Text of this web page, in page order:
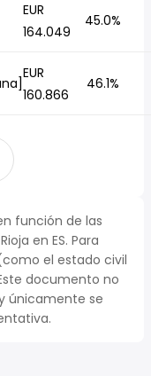
EUR
164.049
45.0%
EUR
160.866
46.1%
función de las
en ES. Para
el estado civil
documento no
únicamente se